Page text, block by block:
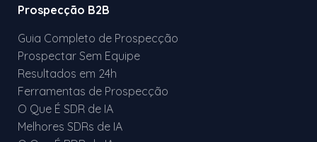
Prospecção B2B
Guia Completo de Prospecção
Prospectar Sem Equipe
Resultados em 24h
Ferramentas de Prospecção
O Que É SDR de IA
Melhores SDRs de IA